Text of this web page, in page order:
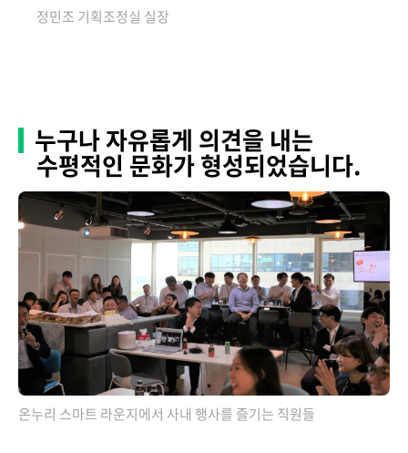
정민조 기획조정실 실장
누구나 자유롭게 의견을 내는
수평적인 문화가 형성되었습니다.
온누리 스마트 라운지에서 사내 행사를 즐기는 직원들